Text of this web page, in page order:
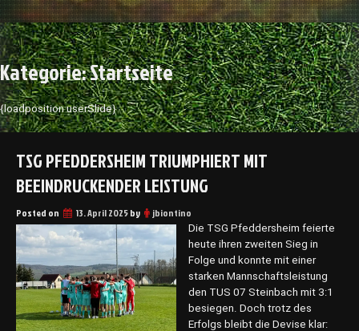
Kategorie:Startseite
{loadposition userSlide}
TSG PFEDDERSHEIM TRIUMPHIERT MIT
BEEINDRUCKENDER LEISTUNG
Posted on 13. April 2025by jbiontino
Die TSG Pfeddersheim feierte
heute ihren zweiten Sieg in
Folge und konnte mit einer
starken Mannschaftsleistung
den TUS 07 Steinbach mit 3:1
besiegen. Doch trotz des
Erfolgs bleibt die Devise klar: